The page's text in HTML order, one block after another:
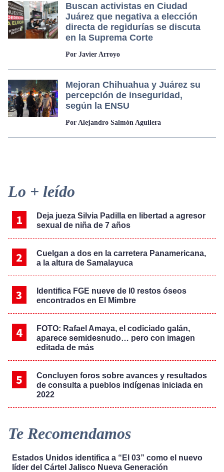
Buscan activistas en Ciudad
Juárez que negativa a elección
directa de regidurías se discuta
en la Suprema Corte
Por Javier Arroyo
Mejoran Chihuahua y Juárez su
percepción de inseguridad,
según la ENSU
Por Alejandro Salmón Aguilera
Primary
Sidebar
Lo + leído
Deja jueza Silvia Padilla en libertad a agresor
sexual de niña de 7 años
Cuelgan a dos en la carretera Panamericana,
a la altura de Samalayuca
Identifica FGE nueve de l0 restos óseos
encontrados en El Mimbre
FOTO: Rafael Amaya, el codiciado galán,
aparece semidesnudo… pero con imagen
editada de más
Concluyen foros sobre avances y resultados
de consulta a pueblos indígenas iniciada en
2022
Te Recomendamos
Estados Unidos identifica a “El 03” como el nuevo
líder del Cártel Jalisco Nueva Generación